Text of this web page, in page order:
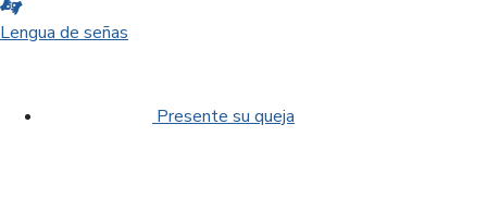
Lengua de señas
Presente su queja